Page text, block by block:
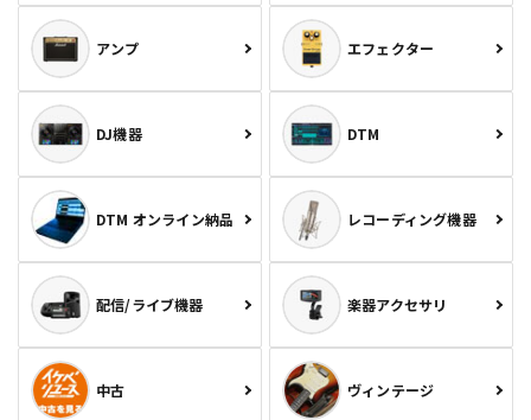
アンプ エフェクター
DJ機器 DTM
DTM オンライン納品 レコーディング機器
配信/ライブ機器 楽器アクセサリ
中古 ヴィンテージ